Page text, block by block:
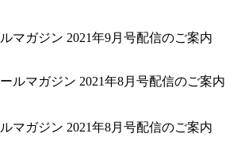
マガジン 2021年9月号配信のご案内
マガジン 2021年8月号配信のご案内